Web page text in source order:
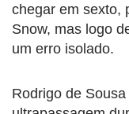
chegar em sexto,
Snow, mas logo
um erro isolado.
Rodrigo de